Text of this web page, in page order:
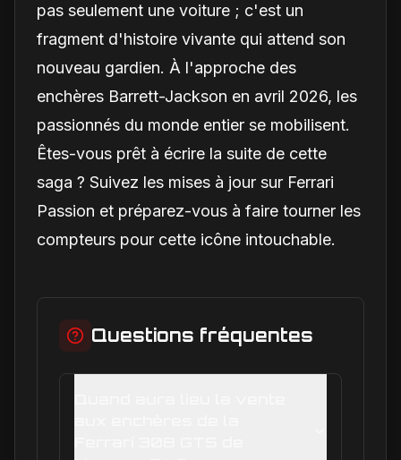
pas seulement une voiture ; c'est un
fragment d'histoire vivante qui attend son
nouveau gardien. À l'approche des
enchères Barrett-Jackson en avril 2026, les
passionnés du monde entier se mobilisent.
Êtes-vous prêt à écrire la suite de cette
saga ? Suivez les mises à jour sur Ferrari
Passion et préparez-vous à faire tourner les
compteurs pour cette icône intouchable.
Questions fréquentes